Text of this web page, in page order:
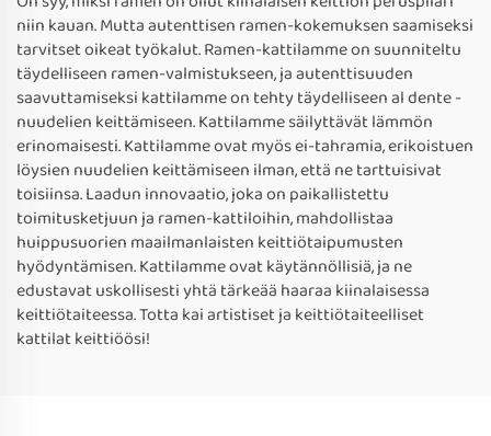
niin kauan. Mutta autenttisen ramen-kokemuksen saamiseksi
tarvitset oikeat työkalut. Ramen-kattilamme on suunniteltu
täydelliseen ramen-valmistukseen, ja autenttisuuden
saavuttamiseksi kattilamme on tehty täydelliseen al dente -
nuudelien keittämiseen. Kattilamme säilyttävät lämmön
erinomaisesti. Kattilamme ovat myös ei-tahramia, erikoistuen
löysien nuudelien keittämiseen ilman, että ne tarttuisivat
toisiinsa. Laadun innovaatio, joka on paikallistettu
toimitusketjuun ja ramen-kattiloihin, mahdollistaa
huippusuorien maailmanlaisten keittiötaipumusten
hyödyntämisen. Kattilamme ovat käytännöllisiä, ja ne
edustavat uskollisesti yhtä tärkeää haaraa kiinalaisessa
keittiötaiteessa. Totta kai artistiset ja keittiötaiteelliset
kattilat keittiöösi!